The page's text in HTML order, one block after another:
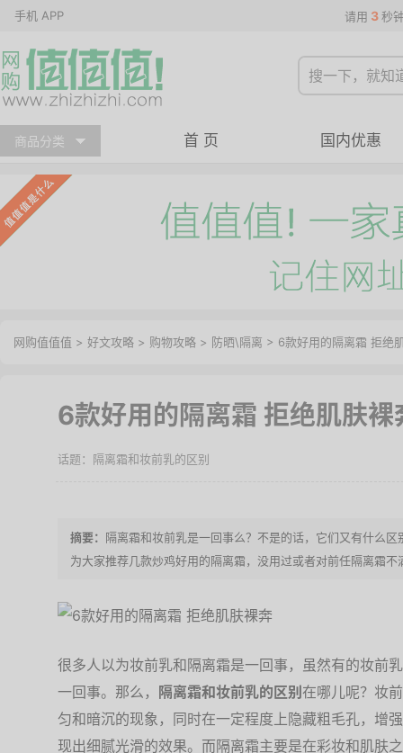
手机 APP 请用 3 秒
商品分类 首 页 国内优惠
网购值值值 > 好文攻略 > 购物攻略 > 防晒\隔离 > 6款好用的隔离霜 拒绝
6款好用的隔离霜 拒绝肌肤裸
隔离霜和妆前乳的区别
隔离霜和妆前乳是一回事么？不是的话，它们又有什么
为大家推荐几款炒鸡好用的隔离霜，没用过或者对前任隔离霜
很多人以为妆前乳和隔离霜是一回事，虽然有的妆前
一回事。那么， 隔离霜和妆前乳的区别 在哪儿呢？妆
匀和暗沉的现象，同时在一定程度上隐藏粗毛孔，增
现出细腻光滑的效果。而隔离霜主要是在彩妆和肌肤